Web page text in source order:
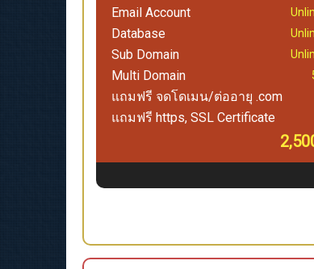
Email Account
Database
Sub Domain
Multi Domain
แถมฟรี จดโดเมน/ต่ออายุ .com
แถมฟรี https, SSL Certificate